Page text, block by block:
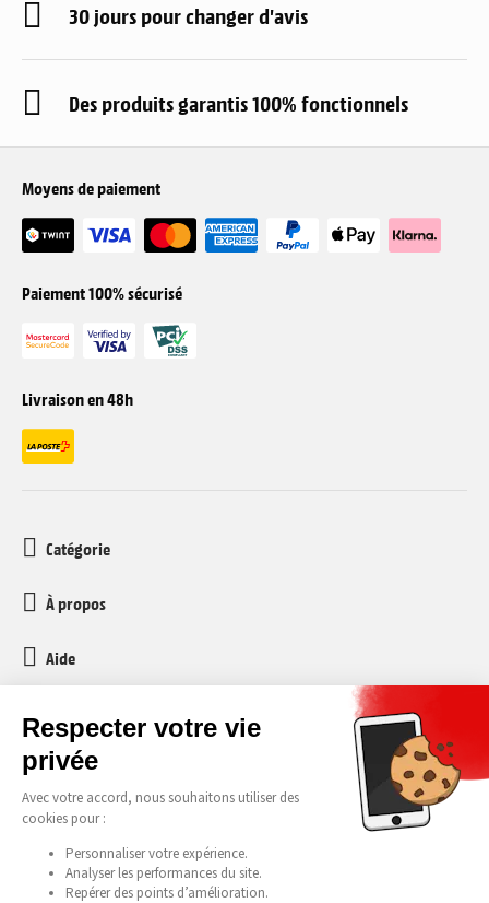
30 jours pour changer d'avis
Des produits garantis 100% fonctionnels
Moyens de paiement
Paiement 100% sécurisé
Livraison en 48h
Catégorie
À propos
Aide
Service client
media-markt-refurbished@recommerce.com
Lundi-Vendredi 08:00-17:00